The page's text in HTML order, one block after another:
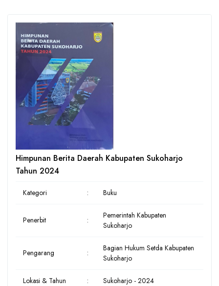
Himpunan Berita Daerah Kabupaten Sukoharjo
Tahun 2024
Kategori : Buku
Penerbit :
Pemerintah Kabupaten
Sukoharjo
Pengarang :
Bagian Hukum Setda Kabupaten
Sukoharjo
Lokasi & Tahun : Sukoharjo - 2024